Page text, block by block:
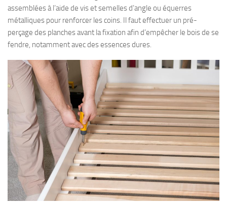
assemblées à l’aide de vis et semelles d’angle ou équerres
métalliques pour renforcer les coins. Il faut effectuer un pré-
perçage des planches avant la fixation afin d’empêcher le bois de se
fendre, notamment avec des essences dures.